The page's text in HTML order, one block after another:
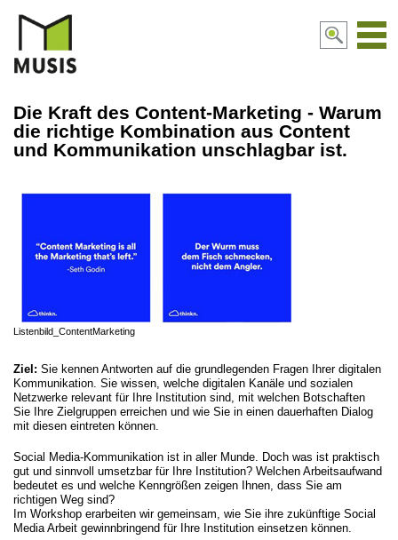
Die Kraft des Content-Marketing - Warum
die richtige Kombination aus Content
und Kommunikation unschlagbar ist.
Listenbild_ContentMarketing
Ziel: Sie kennen Antworten auf die grundlegenden Fragen Ihrer digitalen
Kommunikation. Sie wissen, welche digitalen Kanäle und sozialen
Netzwerke relevant für Ihre Institution sind, mit welchen Botschaften
Sie Ihre Zielgruppen erreichen und wie Sie in einen dauerhaften Dialog
mit diesen eintreten können.
Social Media-Kommunikation ist in aller Munde. Doch was ist praktisch
gut und sinnvoll umsetzbar für Ihre Institution? Welchen Arbeitsaufwand
bedeutet es und welche Kenngrößen zeigen Ihnen, dass Sie am
richtigen Weg sind?
Im Workshop erarbeiten wir gemeinsam, wie Sie ihre zukünftige Social
Media Arbeit gewinnbringend für Ihre Institution einsetzen können.